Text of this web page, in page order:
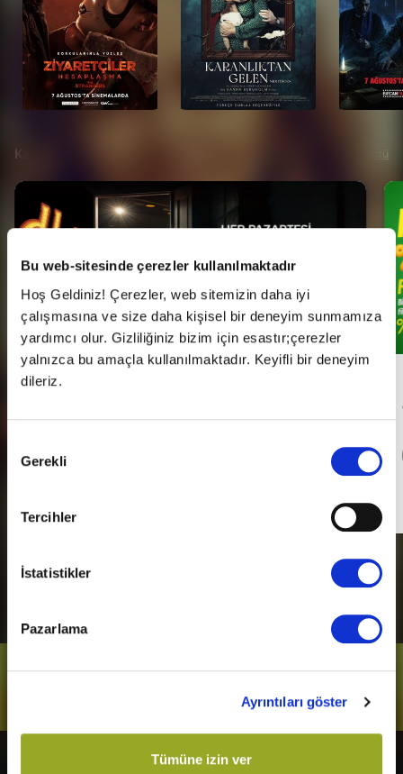
Bu web-sitesinde çerezler kullanılmaktadır
Hoş Geldiniz! Çerezler, web sitemizin daha iyi
çalışmasına ve size daha kişisel bir deneyim sunmamıza
yardımcı olur. Gizliliğiniz bizim için esastır;çerezler
yalnızca bu amaçla kullanılmaktadır. Keyifli bir deneyim
dileriz.
Seçimi
Gerekli
Tercihler
İstatistikler
Pazarlama
Ayrıntıları göster
Tümüne izin ver
Kampanyalar Tümü
Her Pazartesi Halk Günü!
Bizi Takip Et